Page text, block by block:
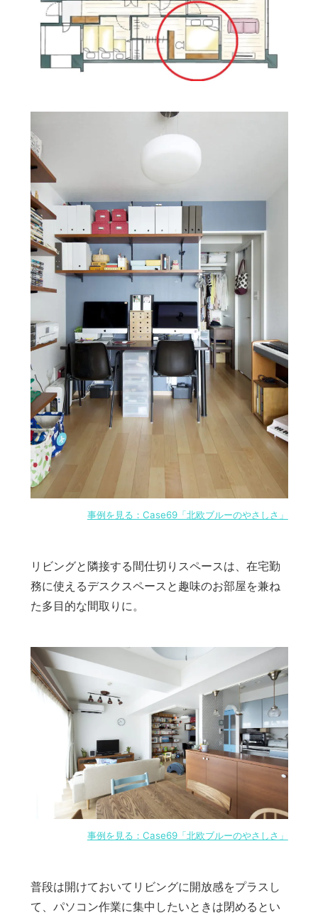
事例を見る：Case69「北欧ブルーのやさしさ」
リビングと隣接する間仕切りスペースは、在宅勤
務に使えるデスクスペースと趣味のお部屋を兼ね
た多目的な間取りに。
事例を見る：Case69「北欧ブルーのやさしさ」
普段は開けておいてリビングに開放感をプラスし
て、パソコン作業に集中したいときは閉めるとい